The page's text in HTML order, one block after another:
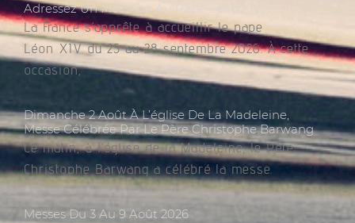
Adressez Un Message Au Pape Léon XIV
La France s’apprête à accueillir le pape
Léon XIV du 25 au 28 septembre 2026. À cette
occasion,
Dimanche 2 Août À L’église De La Madeleine,
Messe Célébrée Par Le Père Christophe Barwang
Ce matin, à l’église de la Madeleine, le Père
Christophe Barwang a célébré la messe.
Messes Du 3 Au 9 Août 2026